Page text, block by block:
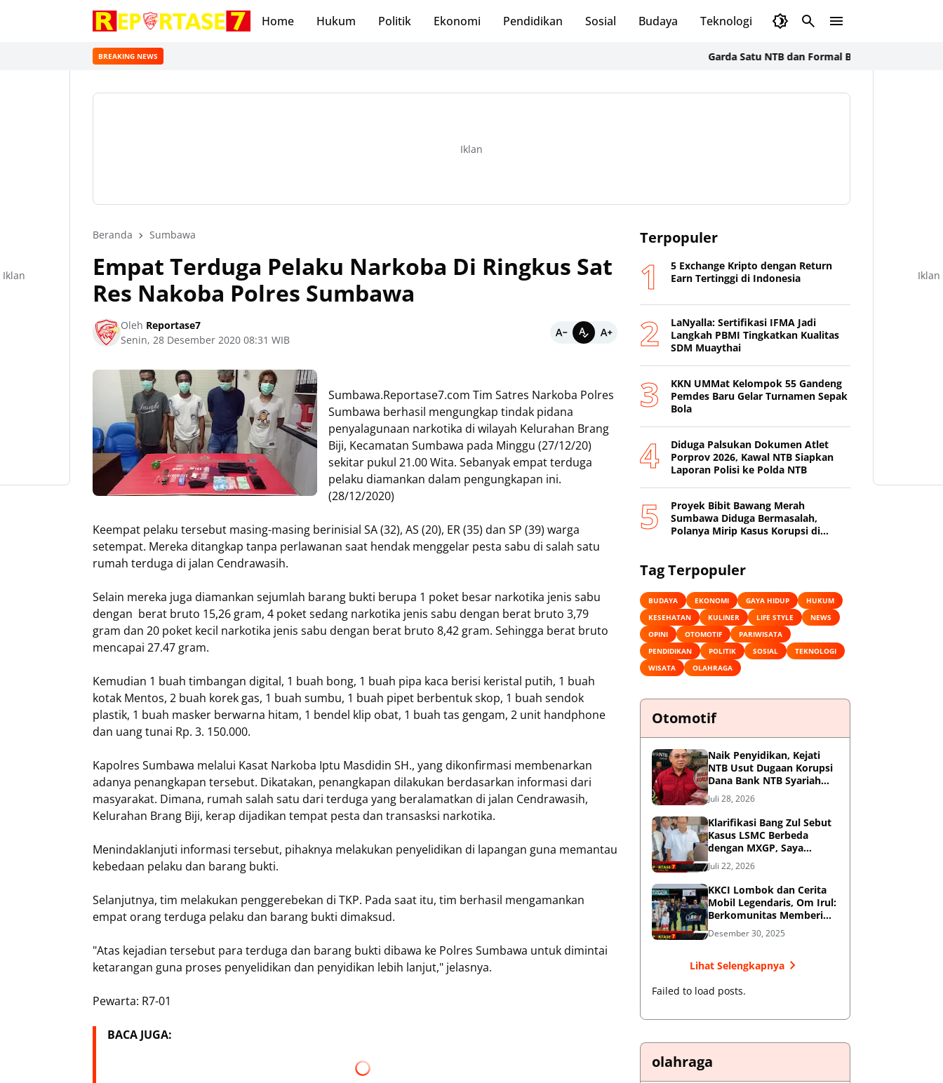
Home Hukum Politik Ekonomi Pendidikan Sosial Budaya Teknologi Olahraga
BREAKING NEWS Garda Satu NTB dan Formal BSS Soroti Alih Fungsi
Iklan
Beranda Sumbawa
Empat Terduga Pelaku Narkoba Di Ringkus Sat
Res Nakoba Polres Sumbawa
Oleh Reportase7
Senin, 28 Desember 2020 08:31 WIB
Sumbawa.Reportase7.com Tim Satres Narkoba Polres
Sumbawa berhasil mengungkap tindak pidana
penyalagunaan narkotika di wilayah Kelurahan Brang
Biji, Kecamatan Sumbawa pada Minggu (27/12/20)
sekitar pukul 21.00 Wita. Sebanyak empat terduga
pelaku diamankan dalam pengungkapan ini.
(28/12/2020)
Keempat pelaku tersebut masing-masing berinisial SA (32), AS (20), ER (35) dan SP (39) warga
setempat. Mereka ditangkap tanpa perlawanan saat hendak menggelar pesta sabu di salah satu
rumah terduga di jalan Cendrawasih.
Selain mereka juga diamankan sejumlah barang bukti berupa 1 poket besar narkotika jenis sabu
dengan berat bruto 15,26 gram, 4 poket sedang narkotika jenis sabu dengan berat bruto 3,79
gram dan 20 poket kecil narkotika jenis sabu dengan berat bruto 8,42 gram. Sehingga berat bruto
mencapai 27.47 gram.
Kemudian 1 buah timbangan digital, 1 buah bong, 1 buah pipa kaca berisi keristal putih, 1 buah
kotak Mentos, 2 buah korek gas, 1 buah sumbu, 1 buah pipet berbentuk skop, 1 buah sendok
plastik, 1 buah masker berwarna hitam, 1 bendel klip obat, 1 buah tas gengam, 2 unit handphone
dan uang tunai Rp. 3. 150.000.
Kapolres Sumbawa melalui Kasat Narkoba Iptu Masdidin SH., yang dikonfirmasi membenarkan
adanya penangkapan tersebut. Dikatakan, penangkapan dilakukan berdasarkan informasi dari
masyarakat. Dimana, rumah salah satu dari terduga yang beralamatkan di jalan Cendrawasih,
Kelurahan Brang Biji, kerap dijadikan tempat pesta dan transasksi narkotika.
Menindaklanjuti informasi tersebut, pihaknya melakukan penyelidikan di lapangan guna memantau
kebedaan pelaku dan barang bukti.
Selanjutnya, tim melakukan penggerebekan di TKP. Pada saat itu, tim berhasil mengamankan
empat orang terduga pelaku dan barang bukti dimaksud.
"Atas kejadian tersebut para terduga dan barang bukti dibawa ke Polres Sumbawa untuk dimintai
ketarangan guna proses penyelidikan dan penyidikan lebih lanjut," jelasnya.
Pewarta: R7-01
BACA JUGA:
Terpopuler
5 Exchange Kripto dengan Return
Earn Tertinggi di Indonesia
LaNyalla: Sertifikasi IFMA Jadi
Langkah PBMI Tingkatkan Kualitas
SDM Muaythai
KKN UMMat Kelompok 55 Gandeng
Pemdes Baru Gelar Turnamen Sepak
Bola
Diduga Palsukan Dokumen Atlet
Porprov 2026, Kawal NTB Siapkan
Laporan Polisi ke Polda NTB
Proyek Bibit Bawang Merah
Sumbawa Diduga Bermasalah,
Polanya Mirip Kasus Korupsi di
Tag Terpopuler
BUDAYA EKONOMI GAYA HIDUP
HUKUM
KESEHATAN
KULINER LIFE STYLE
NEWS
OPINI
OTOMOTIF
PARIWISATA
PENDIDIKAN
POLITIK SOSIAL
TEKNOLOGI
WISATA
OLAHRAGA
Otomotif
Naik Penyidikan, Kejati
NTB Usut Dugaan Korupsi
Dana Bank NTB Syariah
untuk MXGP 2023
Juli 28, 2026
Klarifikasi Bang Zul Sebut
Kasus LSMC Berbeda
dengan MXGP, Saya
Dipanggil Sebagai Saksi
Juli 22, 2026
KKCI Lombok dan Cerita
Mobil Legendaris, Om Irul:
Berkomunitas Memberi
Manfaat dan Membangun
Imej Positif
Desember 30, 2025
Lihat Selengkapnya
Failed to load posts.
olahraga
Iklan Iklan